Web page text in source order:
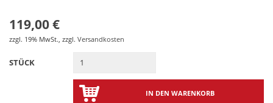
119,00 €
zzgl. 19% MwSt., zzgl. Versandkosten
STÜCK
IN DEN WARENKORB